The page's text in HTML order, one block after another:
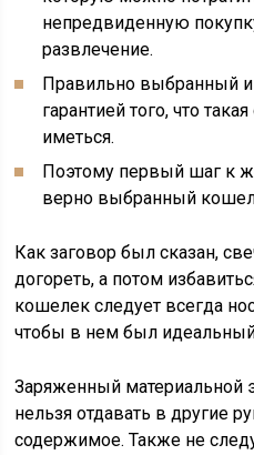
непредвиденную
развлечение.
Правильно выбранный и
гарантией того, что
иметься.
Поэтому первый шаг к
верно выбранный
Как заговор был сказан,
догореть, а потом
кошелек следует всегда
чтобы в нем был
Заряженный материальной
нельзя отдавать в другие
содержимое. Также не